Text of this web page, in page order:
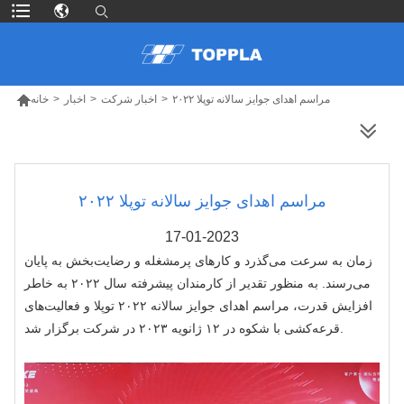
خانه > اخبار > اخبار شرکت > مراسم اهدای جوایز سالانه توپلا ۲۰۲۲
مراسم اهدای جوایز سالانه توپلا ۲۰۲۲
17-01-2023
زمان به سرعت می‌گذرد و کارهای پرمشغله و رضایت‌بخش به پایان
می‌رسند. به منظور تقدیر از کارمندان پیشرفته سال ۲۰۲۲ به خاطر
افزایش قدرت، مراسم اهدای جوایز سالانه ۲۰۲۲ توپلا و فعالیت‌های